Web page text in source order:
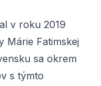
v roku 2019
Márie Fatimskej
sa okrem
s týmto